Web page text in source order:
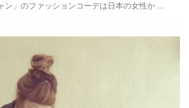
ン」のファッションコーデは日本の女性か ...